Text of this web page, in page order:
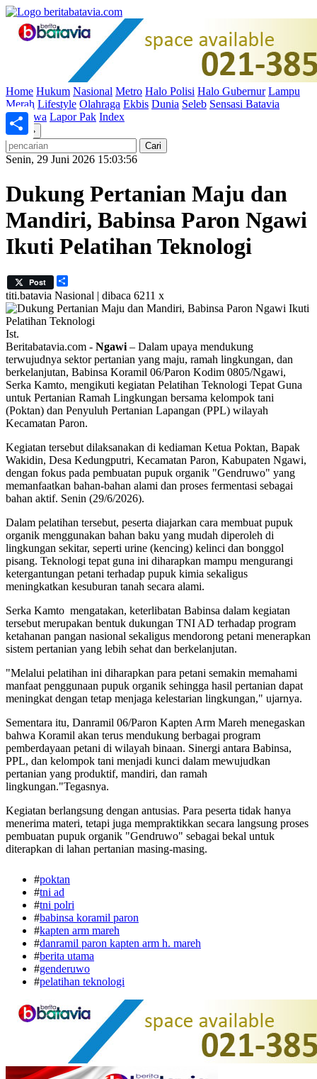
Home Hukum Nasional Metro Halo Polisi Halo Gubernur Lampu
Merah Lifestyle Olahraga Ekbis Dunia Seleb Sensasi Batavia
Peristiwa Lapor Pak Index
»
Senin, 29 Juni 2026 15:03:56
Dukung Pertanian Maju dan
Mandiri, Babinsa Paron Ngawi
Ikuti Pelatihan Teknologi
Post
titi.batavia Nasional | dibaca 6211 x
Ist.
Beritabatavia.com - Ngawi – Dalam upaya mendukung
terwujudnya sektor pertanian yang maju, ramah lingkungan, dan
berkelanjutan, Babinsa Koramil 06/Paron Kodim 0805/Ngawi,
Serka Kamto, mengikuti kegiatan Pelatihan Teknologi Tepat Guna
untuk Pertanian Ramah Lingkungan bersama kelompok tani
(Poktan) dan Penyuluh Pertanian Lapangan (PPL) wilayah
Kecamatan Paron.
Kegiatan tersebut dilaksanakan di kediaman Ketua Poktan, Bapak
Wakidin, Desa Kedungputri, Kecamatan Paron, Kabupaten Ngawi,
dengan fokus pada pembuatan pupuk organik "Gendruwo" yang
memanfaatkan bahan-bahan alami dan proses fermentasi sebagai
bahan aktif. Senin (29/6/2026).
Dalam pelatihan tersebut, peserta diajarkan cara membuat pupuk
organik menggunakan bahan baku yang mudah diperoleh di
lingkungan sekitar, seperti urine (kencing) kelinci dan bonggol
pisang. Teknologi tepat guna ini diharapkan mampu mengurangi
ketergantungan petani terhadap pupuk kimia sekaligus
meningkatkan kesuburan tanah secara alami.
Serka Kamto mengatakan, keterlibatan Babinsa dalam kegiatan
tersebut merupakan bentuk dukungan TNI AD terhadap program
ketahanan pangan nasional sekaligus mendorong petani menerapkan
sistem pertanian yang lebih sehat dan berkelanjutan.
"Melalui pelatihan ini diharapkan para petani semakin memahami
manfaat penggunaan pupuk organik sehingga hasil pertanian dapat
meningkat dengan tetap menjaga kelestarian lingkungan," ujarnya.
Sementara itu, Danramil 06/Paron Kapten Arm Mareh menegaskan
bahwa Koramil akan terus mendukung berbagai program
pemberdayaan petani di wilayah binaan. Sinergi antara Babinsa,
PPL, dan kelompok tani menjadi kunci dalam mewujudkan
pertanian yang produktif, mandiri, dan ramah
lingkungan."Tegasnya.
Kegiatan berlangsung dengan antusias. Para peserta tidak hanya
menerima materi, tetapi juga mempraktikkan secara langsung proses
pembuatan pupuk organik "Gendruwo" sebagai bekal untuk
diterapkan di lahan pertanian masing-masing.
Share
#poktan
#tni ad
#tni polri
#babinsa koramil paron
#kapten arm mareh
#danramil paron kapten arm h. mareh
#berita utama
#genderuwo
#pelatihan teknologi